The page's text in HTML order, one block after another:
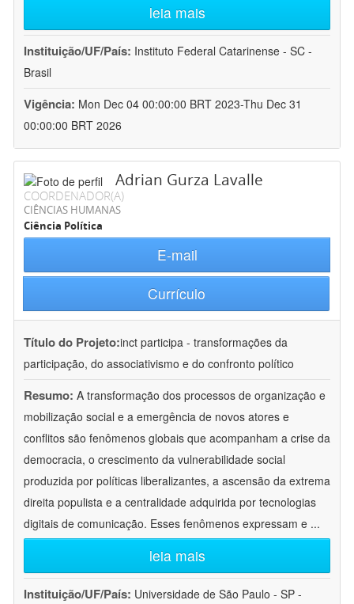
leia mais
Instituição/UF/País: Instituto Federal Catarinense - SC -
Brasil
Vigência: Mon Dec 04 00:00:00 BRT 2023-Thu Dec 31
00:00:00 BRT 2026
Adrian Gurza Lavalle
COORDENADOR(A)
CIÊNCIAS HUMANAS
Ciência Política
E-mail
Currículo
Título do Projeto:inct participa - transformações da
participação, do associativismo e do confronto político
Resumo: A transformação dos processos de organização e
mobilização social e a emergência de novos atores e
conflitos são fenômenos globais que acompanham a crise da
democracia, o crescimento da vulnerabilidade social
produzida por políticas liberalizantes, a ascensão da extrema
direita populista e a centralidade adquirida por tecnologias
digitais de comunicação. Esses fenômenos expressam e ...
leia mais
Instituição/UF/País: Universidade de São Paulo - SP -